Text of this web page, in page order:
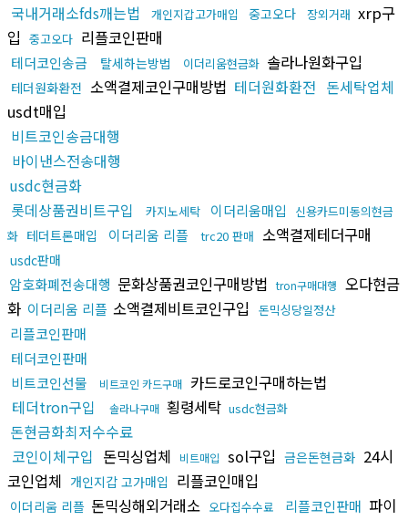
국내거래소fds깨는법 개인지갑고가매입 중고오다 장외거래 xrp구
입 중고오다 리플코인판매
테더코인송금 탈세하는방법 이더리움현금화 솔라나원화구입
테더원화환전 소액결제코인구매방법 테더원화환전 돈세탁업체
usdt매입
비트코인송금대행
바이낸스전송대행
usdc현금화
롯데상품권비트구입
카지노세탁 이더리움매입
신용카드미동의현금
화 테더트론매입 이더리움 리플 trc20 판매 소액결제테더구매
usdc판매
암호화폐전송대행 문화상품권코인구매방법 tron구매대행 오다현금
화 이더리움 리플 소액결제비트코인구입 돈믹싱당일정산
리플코인판매
테더코인판매
비트코인선물
비트코인 카드구매 카드로코인구매하는법
테더tron구입
솔라나구매 횡령세탁 usdc현금화
돈현금화최저수수료
코인이체구입 돈믹싱업체 비트매입 sol구입 금은돈현금화 24시
코인업체 개인지갑 고가매입 리플코인매입
이더리움 리플 돈믹싱해외거래소 오다집수수료 리플코인판매 파이